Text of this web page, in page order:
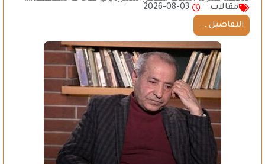
مقالات
2026-08-03
التفاصيل ...